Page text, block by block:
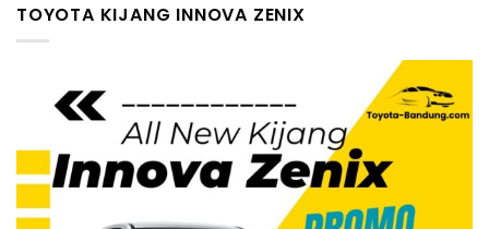
TOYOTA KIJANG INNOVA ZENIX